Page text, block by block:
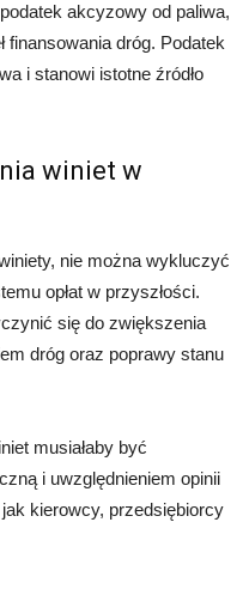
akcyzowy od paliwa,
finansowania dróg. Podatek
i stanowi istotne źródło
winiet w
nie można wykluczyć
opłat w przyszłości.
się do zwiększenia
dróg oraz poprawy stanu
musiałaby być
i uwzględnieniem opinii
kierowcy, przedsiębiorcy